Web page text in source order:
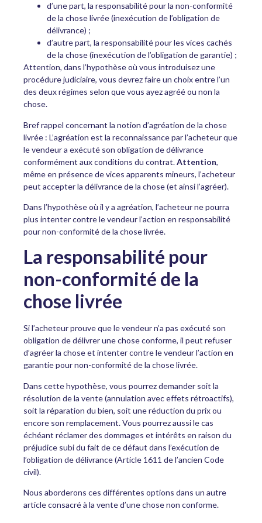
d’une part, la responsabilité pour la non-conformité
de la chose livrée (inexécution de l’obligation de
délivrance) ;
d’autre part, la responsabilité pour les vices cachés
de la chose (inexécution de l’obligation de garantie) ;
Attention, dans l’hypothèse où vous introduisez une
procédure judiciaire, vous devrez faire un choix entre l’un
des deux régimes selon que vous ayez agréé ou non la
chose.
Bref rappel concernant la notion d’agréation de la chose
livrée : L’agréation est la reconnaissance par l’acheteur que
le vendeur a exécuté son obligation de délivrance
conformément aux conditions du contrat.Attention,
même en présence de vices apparents mineurs, l’acheteur
peut accepter la délivrance de la chose (et ainsi l’agréer).
Dans l’hypothèse où il y a agréation, l’acheteur ne pourra
plus intenter contre le vendeur l’action en responsabilité
pour non-conformité de la chose livrée.
La responsabilité pour
non-conformité de la
chose livrée
Si l’acheteur prouve que le vendeur n’a pas exécuté son
obligation de délivrer une chose conforme, il peut refuser
d’agréer la chose et intenter contre le vendeur l’action en
garantie pour non-conformité de la chose livrée.
Dans cette hypothèse, vous pourrez demander soit la
résolution de la vente (annulation avec effets rétroactifs),
soit la réparation du bien, soit une réduction du prix ou
encore son remplacement. Vous pourrez aussi le cas
échéant réclamer des dommages et intérêts en raison du
préjudice subi du fait de ce défaut dans l’exécution de
l’obligation de délivrance (Article 1611 de l’ancien Code
civil).
Nous aborderons ces différentes options dans un autre
article consacré à la vente d’une chose non conforme.